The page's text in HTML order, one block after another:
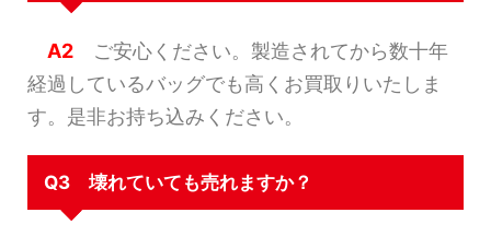
A2 ご安心ください。製造されてから数十年
経過しているバッグでも高くお買取りいたしま
す。是非お持ち込みください。
Q3 壊れていても売れますか？